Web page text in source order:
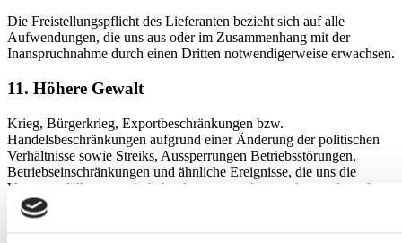
Die Freistellungspflicht des Lieferanten bezieht sich auf alle
Aufwendungen, die uns aus oder im Zusammenhang mit der
Inanspruchnahme durch einen Dritten notwendigerweise erwachsen.
11. Höhere Gewalt
Krieg, Bürgerkrieg, Exportbeschränkungen bzw.
Handelsbeschränkungen aufgrund einer Änderung der politischen
Verhältnisse sowie Streiks, Aussperrungen Betriebsstörungen,
Betriebseinschränkungen und ähnliche Ereignisse, die uns die
Vertragserfüllung unmöglich oder unzumutbar machen, gelten als
höhere Gewalt und befreien uns für die Dauer ihres Vorliegens von
der Pflicht zur rechtzeitigen Abnahme. Die Vertragspartner sind